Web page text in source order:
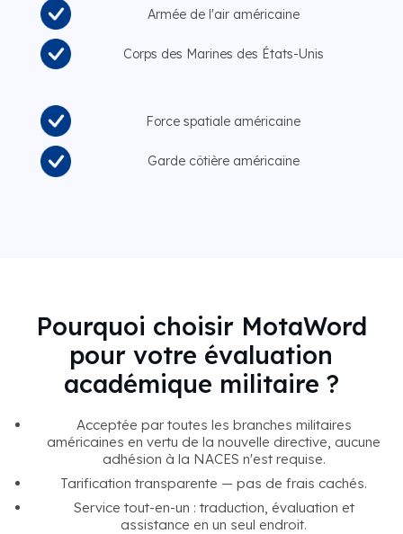
Armée de l'air américaine
Corps des Marines des États-Unis
Force spatiale américaine
Garde côtière américaine
Pourquoi choisir MotaWord
pour votre évaluation
académique militaire ?
Acceptée par toutes les branches militaires
américaines en vertu de la nouvelle directive, aucune
adhésion à la NACES n'est requise.
Tarification transparente — pas de frais cachés.
Service tout-en-un : traduction, évaluation et
assistance en un seul endroit.